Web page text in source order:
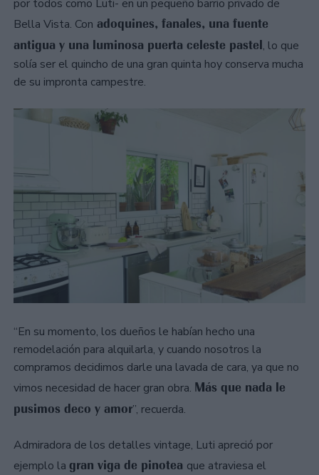
por todos como Luti- en un pequeño barrio privado de
Bella Vista. Con adoquines, fanales, una fuente
antigua y una luminosa puerta celeste pastel, lo que
solía ser el quincho de una gran quinta hoy conserva mucha
de su impronta campestre.
“En su momento, los dueños le habían hecho una
remodelación para alquilarla, y cuando nosotros la
compramos decidimos darle una lavada de cara, ya que no
vimos necesidad de hacer gran obra. Más que nada le
pusimos deco y amor”, recuerda.
Admiradora de los detalles vintage, Luti apreció por
ejemplo la gran viga de pinotea que atraviesa el